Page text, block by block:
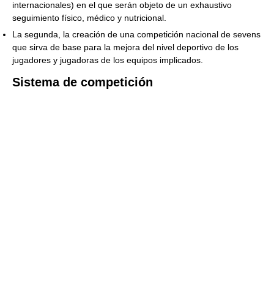
internacionales) en el que serán objeto de un exhaustivo
seguimiento físico, médico y nutricional.
La segunda, la creación de una competición nacional de sevens
que sirva de base para la mejora del nivel deportivo de los
jugadores y jugadoras de los equipos implicados.
Sistema de competición